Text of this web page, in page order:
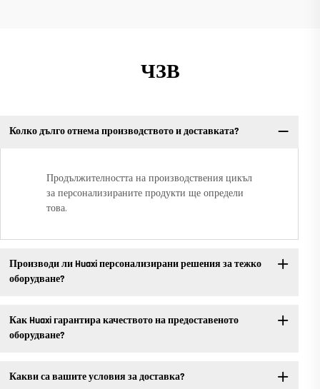
ЧЗВ
Колко дълго отнема производството и доставката?
Продължителността на производствения цикъл
за персонализираните продукти ще определи
това.
Производи ли Huaxi персонализирани решения за тежко
оборудване?
Как Huaxi гарантира качеството на предоставеното
оборудване?
Какви са вашите условия за доставка?